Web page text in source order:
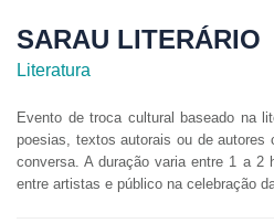
SARAU LITERÁRIO
Literatura
Evento de troca cultural baseado na
poesias, textos autorais ou de autores
conversa. A duração varia entre 1 a 2
entre artistas e público na celebração